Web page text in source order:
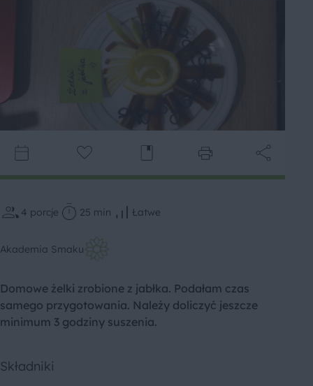
4 porcje 25 min Łatwe
Akademia Smaku
Domowe żelki zrobione z jabłka. Podałam czas
samego przygotowania. Należy doliczyć jeszcze
minimum 3 godziny suszenia.
Składniki